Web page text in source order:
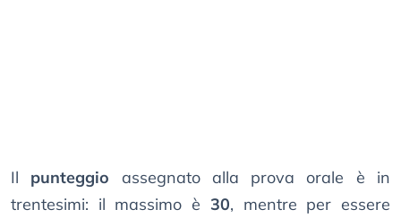
Il punteggio assegnato alla prova orale è in
trentesimi: il massimo è 30, mentre per essere